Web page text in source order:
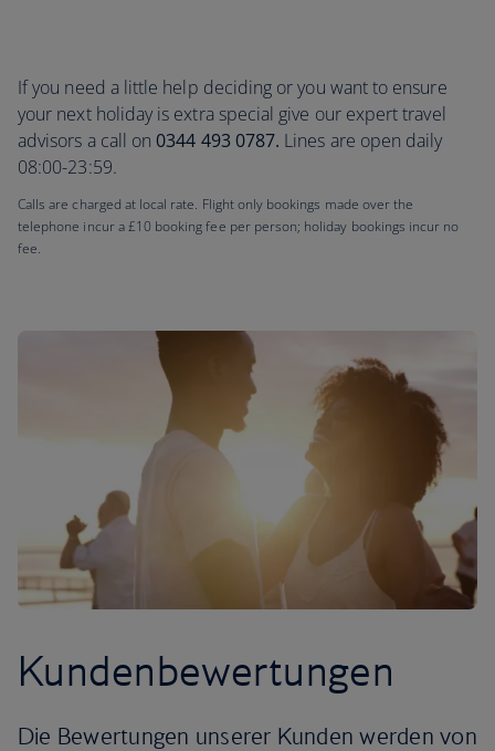
If you need a little help deciding or you want to ensure
your next holiday is extra special give our expert travel
advisors a call on 0344 493 0787. Lines are open daily
08:00-23:59.
Calls are charged at local rate. Flight only bookings made over the
telephone incur a £10 booking fee per person; holiday bookings incur no
fee.
Kundenbewertungen
Die Bewertungen unserer Kunden werden von